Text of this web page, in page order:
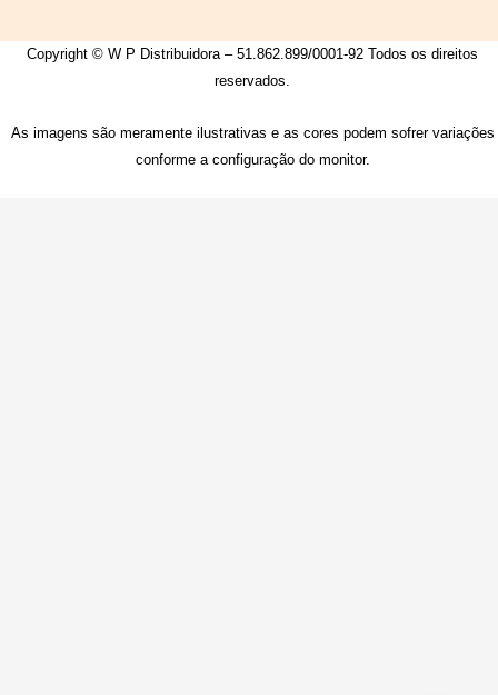
Copyright © W P Distribuidora – 51.862.899/0001-92 Todos os direitos
reservados.
As imagens são meramente ilustrativas e as cores podem sofrer variações
conforme a configuração do monitor.